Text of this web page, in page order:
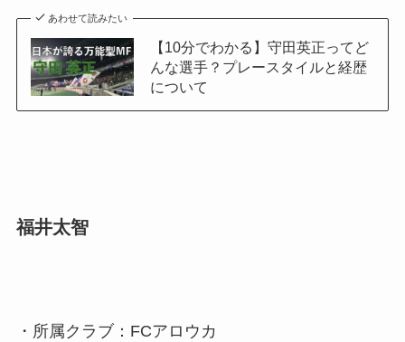
あわせて読みたい
【10分でわかる】守田英正ってど
んな選手？プレースタイルと経歴
について
福井太智
・所属クラブ：FCアロウカ